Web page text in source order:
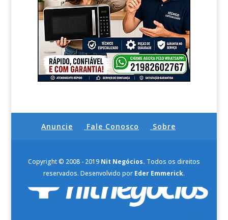
Anuncie Fale Conosco Sobre
Copyright © 2008 - 2019 Nit Negócios. Todos os direitos
reservados. Desenvolvido por Eder Emmerick.